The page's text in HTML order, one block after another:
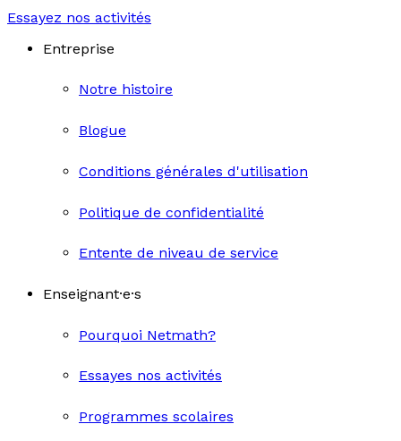
Essayez nos activités
Entreprise
Notre histoire
Blogue
Conditions générales d'utilisation
Politique de confidentialité
Entente de niveau de service
Enseignant·e·s
Pourquoi Netmath?
Essayes nos activités
Programmes scolaires